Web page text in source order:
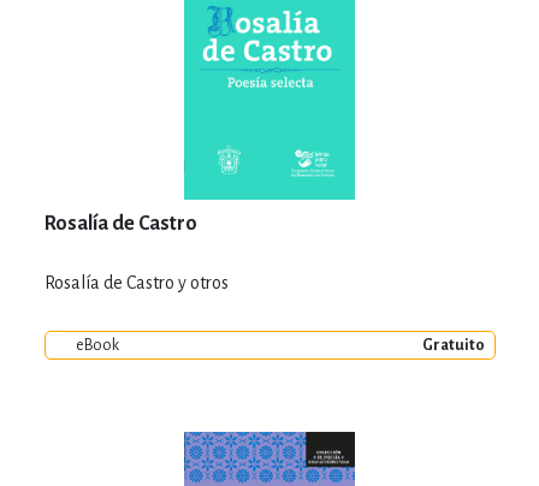
Rosalía de Castro
Rosalía de Castro y otros
eBook Gratuito